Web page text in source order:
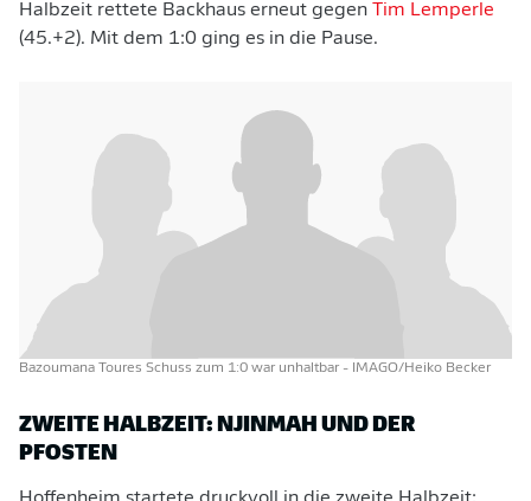
Halbzeit rettete Backhaus erneut gegen
Tim Lemperle
(45.+2). Mit dem 1:0 ging es in die Pause.
Bazoumana Toures Schuss zum 1:0 war unhaltbar - IMAGO/Heiko Becker
ZWEITE HALBZEIT: NJINMAH UND DER
PFOSTEN